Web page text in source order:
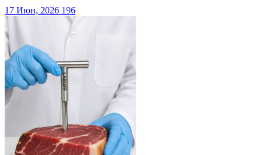
17 Июн, 2026 196